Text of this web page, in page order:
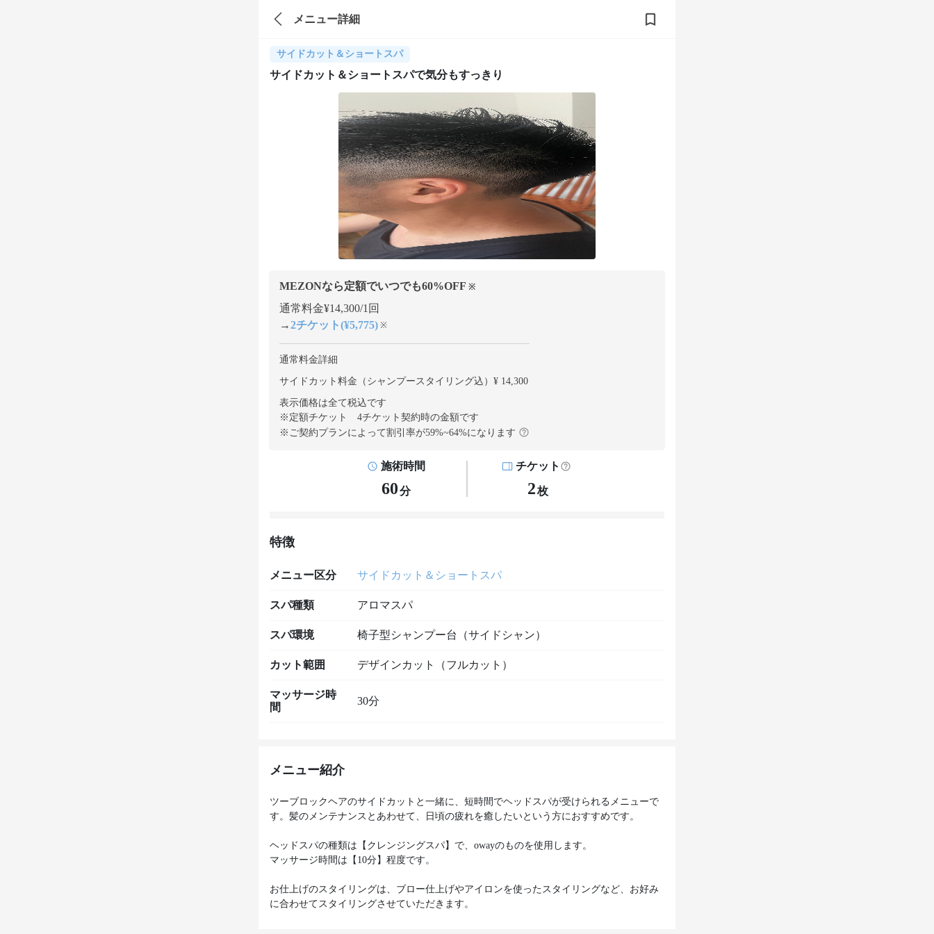
メニュー詳細
サイドカット＆ショートスパ
サイドカット＆ショートスパで気分もすっきり
MEZONなら定額でいつでも60%OFF ※
通常料金¥14,300/1回
→2チケット(¥5,775) ※
通常料金詳細
サイドカット料金（シャンプースタイリング込）¥ 14,300
表示価格は全て税込です
※定額チケット 4チケット契約時の金額です
※ご契約プランによって割引率が59%~64%になります
施術時間
60分
チケット
2枚
特徴
メニュー区分 サイドカット＆ショートスパ
スパ種類 アロマスパ
スパ環境 椅子型シャンプー台（サイドシャン）
カット範囲 デザインカット（フルカット）
マッサージ時
間
30分
メニュー紹介
ツーブロックヘアのサイドカットと一緒に、短時間でヘッドスパが受けられるメニューで
す。髪のメンテナンスとあわせて、日頃の疲れを癒したいという方におすすめです。
ヘッドスパの種類は【クレンジングスパ】で、owayのものを使用します。
マッサージ時間は【10分】程度です。
お仕上げのスタイリングは、ブロー仕上げやアイロンを使ったスタイリングなど、お好み
に合わせてスタイリングさせていただきます。